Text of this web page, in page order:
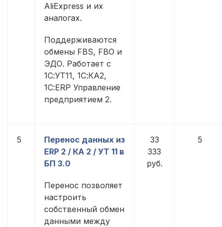
AliExpress и их
аналогах.
Поддерживаются
обмены FBS, FBO и
ЭДО. Работает с
1С:УТ11, 1С:КА2,
1С:ERP Управление
предприятием 2.
5
Перенос данных из
ERP 2 / КА 2 / УТ 11 в
БП 3.0
Перенос позволяет
настроить
собственный обмен
данными между
33
333
руб.
5